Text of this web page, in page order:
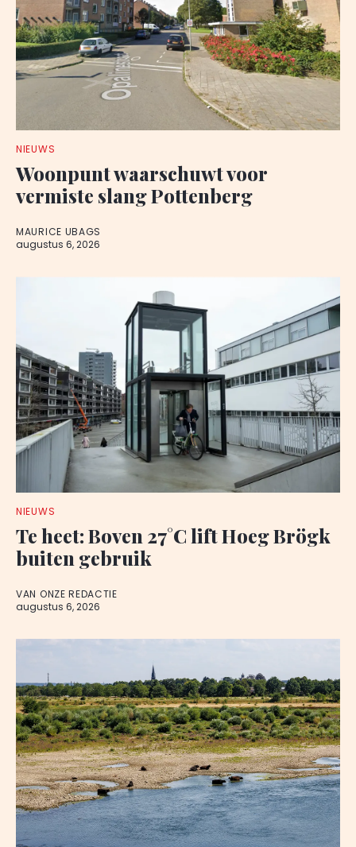
NIEUWS
Woonpunt waarschuwt voor
vermiste slang Pottenberg
MAURICE UBAGS
augustus 6, 2026
NIEUWS
Te heet: Boven 27°C lift Hoeg Brögk
buiten gebruik
VAN ONZE REDACTIE
augustus 6, 2026